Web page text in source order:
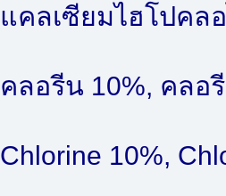
แคลเซียมไฮโปคล
คลอรีน 10%, คลอ
Chlorine 10%,